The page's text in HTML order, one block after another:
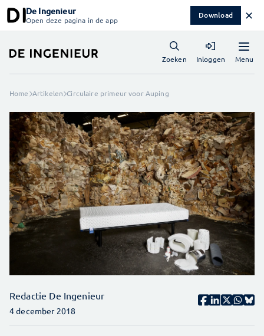
De Ingenieur
Open deze pagina in de app Download ✕
Menu
Zoeken Inloggen
Home Artikelen Circulaire primeur voor Auping
Redactie De Ingenieur
4 december 2018